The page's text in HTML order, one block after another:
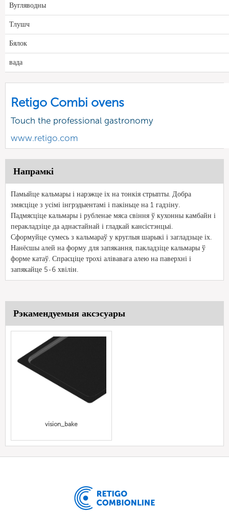
Вугляводны
Тлушч
Бялок
вада
Retigo Combi ovens
Touch the professional gastronomy
www.retigo.com
Напрамкі
Памыйце кальмары і нарэжце іх на тонкія стрыпты. Добра
змясціце з усімі інгрэдыентамі і пакіньце на 1 гадзіну.
Падмясціце кальмары і рубленае мяса свіння ў кухонны камбайн і
перакладзіце да аднастайнай і гладкай кансістэнцыі.
Сформуйце сумесь з кальмараў у круглыя шарыкі і загладзьце іх.
Нанёсшы алей на форму для запякання, пакладзіце кальмары ў
форме катаў. Спрасціце трохі алівавага алею на паверхні і
запякайце 5-6 хвілін.
Рэкамендуемыя аксэсуары
vision_bake